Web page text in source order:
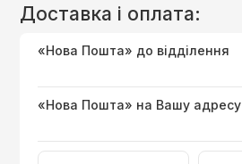
Доставка і оплата:
«Нова Пошта» до відділення
«Нова Пошта» на Вашу адресу